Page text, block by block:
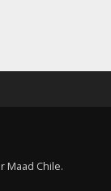
Maad Chile.